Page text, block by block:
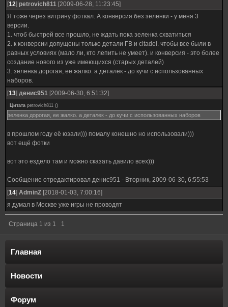
[12] petrovich811 [2009-06-28, 11:23:45]
Я тоже через витрину фоткал. А конверсия без зеленки - у меня 3
версии.
1. чтоб быстрей все прошло, не ждать пока зеленка схватиться
2. к конверсии допущены только детали ГВ и citadel. чтобы все были в
равных условиях (мало ли, кто лепить не умеет). и конверсия - это более
создание нового из уже имеющихся (старых деталей)
3. зеленка дорогая, ее жалко. а деталек - до кучи с использованных
наборов.
[13] денис951 [2009-06-30, 6:51:32]
Цитата petrovich811 ()
зеленка дорогая, ее жалко. а деталек - до кучи с использованных наборов
в прошлом году её юзали))) помалу конешно но использовали)))
вот ещё фотки
вот это ездело там и можно сказать давило всех)))
Сообщение отредактировал денис951 - Вторник, 2009-06-30, 6:55:53
[14] AdminZ [2018-01-03, 7:00:16]
я думал в Москве уже игры не проводят
Страница 1 из 1 1
Главная
Новости
Форум